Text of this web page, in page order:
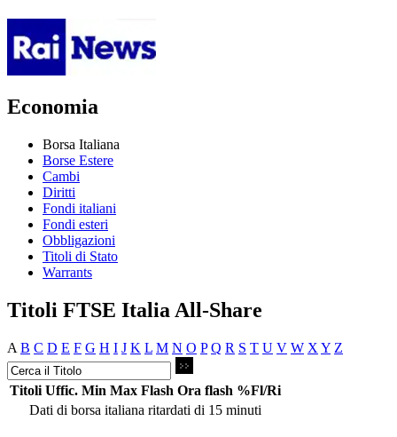
Economia
Borsa Italiana
Borse Estere
Cambi
Diritti
Fondi italiani
Fondi esteri
Obbligazioni
Titoli di Stato
Warrants
Titoli FTSE Italia All-Share
A B C D E F G H I J K L M N O P Q R S T U V W X Y Z
Titoli Uffic. Min Max Flash Ora flash %Fl/Ri
Dati di borsa italiana ritardati di 15 minuti